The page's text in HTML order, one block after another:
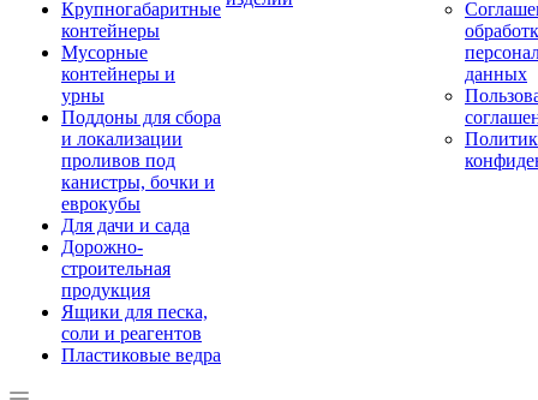
Крупногабаритные
контейнеры
Мусорные
контейнеры и
урны
Поддоны для сбора
и локализации
проливов под
канистры, бочки и
еврокубы
Для дачи и сада
Дорожно-
строительная
продукция
Ящики для песка,
соли и реагентов
Пластиковые ведра
данных